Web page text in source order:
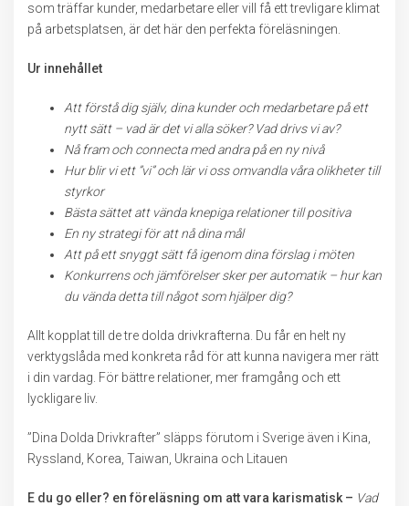
som träffar kunder, medarbetare eller vill få ett trevligare klimat
på arbetsplatsen, är det här den perfekta föreläsningen.
Ur innehållet
Att förstå dig själv, dina kunder och medarbetare på ett
nytt sätt – vad är det vi alla söker? Vad drivs vi av?
Nå fram och connecta med andra på en ny nivå
Hur blir vi ett ”vi” och lär vi oss omvandla våra olikheter till
styrkor
Bästa sättet att vända knepiga relationer till positiva
En ny strategi för att nå dina mål
Att på ett snyggt sätt få igenom dina förslag i möten
Konkurrens och jämförelser sker per automatik – hur kan
du vända detta till något som hjälper dig?
Allt kopplat till de tre dolda drivkrafterna. Du får en helt ny
verktygslåda med konkreta råd för att kunna navigera mer rätt
i din vardag. För bättre relationer, mer framgång och ett
lyckligare liv.
”Dina Dolda Drivkrafter” släpps förutom i Sverige även i Kina,
Ryssland, Korea, Taiwan, Ukraina och Litauen
E du go eller? en föreläsning om att vara karismatisk – Vad